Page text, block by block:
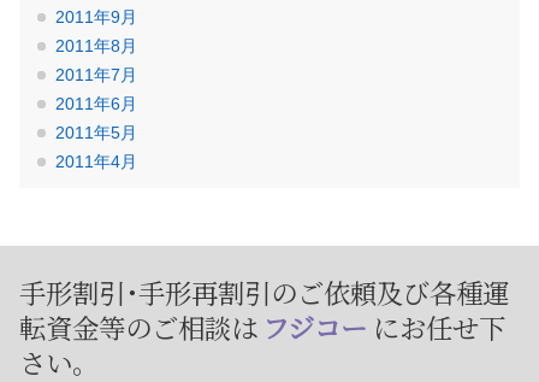
2011年9月
2011年8月
2011年7月
2011年6月
2011年5月
2011年4月
手形割引･手形再割引のご依頼及び各種運
転資金等のご相談は フジコー にお任せ下
さい。